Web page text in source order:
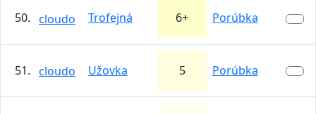
50. cloudo Trofejná 6+ Porúbka
51. cloudo Užovka 5 Porúbka